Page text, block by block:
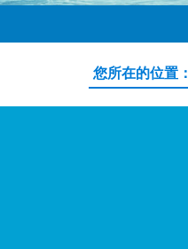
您所在的位置：